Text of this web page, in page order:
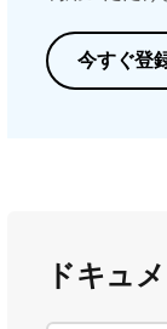
今すぐ登
ドキュ